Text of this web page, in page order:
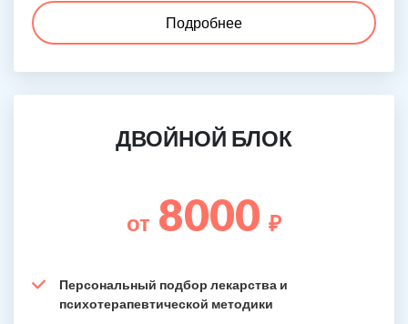
Подробнее
ДВОЙНОЙ БЛОК
от 8000 ₽
Персональный подбор лекарства и
психотерапевтической методики